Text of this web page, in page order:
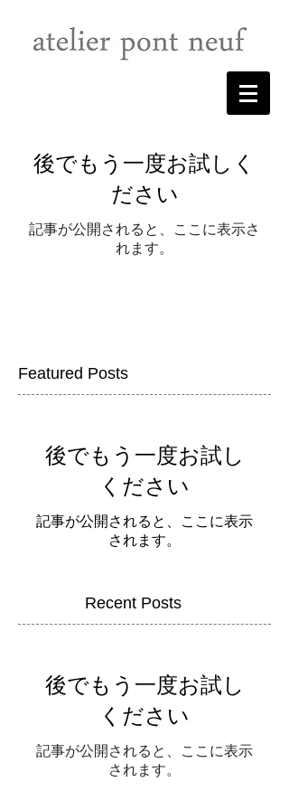
後でもう一度お試しく
ださい
記事が公開されると、ここに表示さ
れます。
Featured Posts
後でもう一度お試し
ください
記事が公開されると、ここに表示
されます。
Recent Posts
後でもう一度お試し
ください
記事が公開されると、ここに表示
されます。